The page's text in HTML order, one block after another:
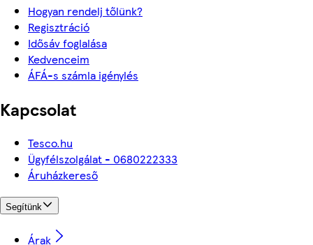
Hogyan rendelj tőlünk?
Regisztráció
Idősáv foglalása
Kedvenceim
ÁFÁ-s számla igénylés
Kapcsolat
Tesco.hu
Ügyfélszolgálat - 0680222333
Áruházkereső
Segítünk
Árak